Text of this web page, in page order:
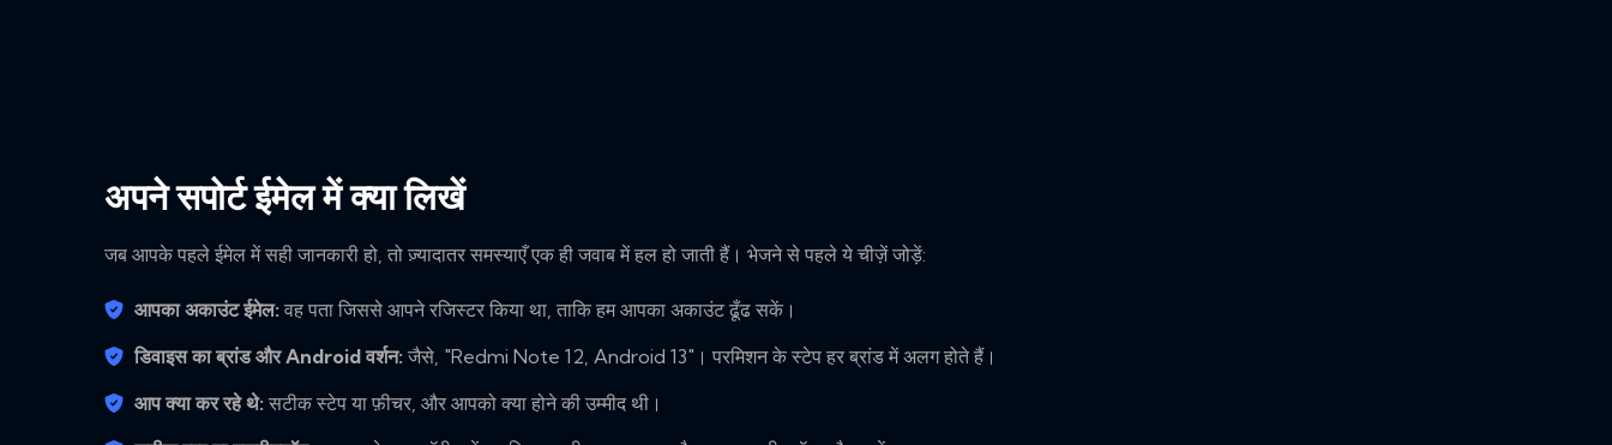
अपने सपोर्ट ईमेल में क्या लिखें
जब आपके पहले ईमेल में सही जानकारी हो, तो ज़्यादातर समस्याएँ एक ही जवाब में हल हो जाती हैं। भेजने से पहले ये चीज़ें जोड़ें:
आपका अकाउंट ईमेल: वह पता जिससे आपने रजिस्टर किया था, ताकि हम आपका अकाउंट ढूँढ सकें।
डिवाइस का ब्रांड और Android वर्शन: जैसे, "Redmi Note 12, Android 13"। परमिशन के स्टेप हर ब्रांड में अलग होते हैं।
आप क्या कर रहे थे: सटीक स्टेप या फ़ीचर, और आपको क्या होने की उम्मीद थी।